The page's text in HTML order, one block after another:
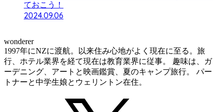
ておこう！
2024.09.06
wonderer
1997年にNZに渡航。以来住み心地がよく現在に至る。旅
行、ホテル業界を経て現在は教育業界に従事。 趣味は、ガ
ーデニング、アートと映画鑑賞、夏のキャンプ旅行。 パー
トナーと中学生娘とウェリントン在住。